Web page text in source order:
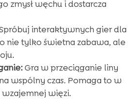
zmysł węchu i dostarcza
interaktywnych gier dla
nie tylko świetna zabawa, ale
Gra w przeciąganie liny
wspólny czas. Pomaga to w
więzi.